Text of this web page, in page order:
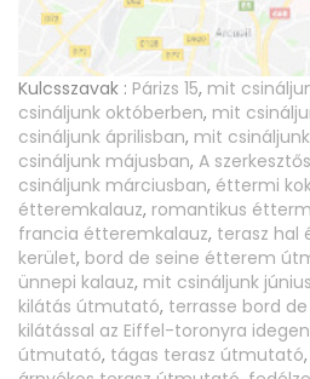
Kulcsszavak : Párizs 15, mit
csináljunk októberben, mit
csináljunk áprilisban, mit
csináljunk májusban, A
csináljunk márciusban, éttermi
étteremkalauz, romantikus
francia étteremkalauz, terasz
kerület, bord de seine étterem
ünnepi kalauz, mit csináljunk
kilátás útmutató, terrasse bord
kilátással az Eiffel-toronyra
útmutató, tágas terasz útmutató,